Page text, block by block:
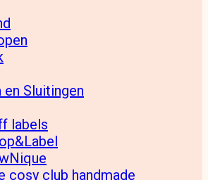
en Sluitingen
labels
cosy club handmade